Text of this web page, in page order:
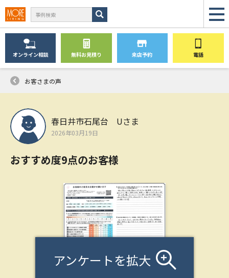
オンライン相談 無料お見積り 来店予約 電話
お客さまの声
春日井市石尾台 Uさま
2026年03月19日
おすすめ度9点のお客様
アンケートを拡大